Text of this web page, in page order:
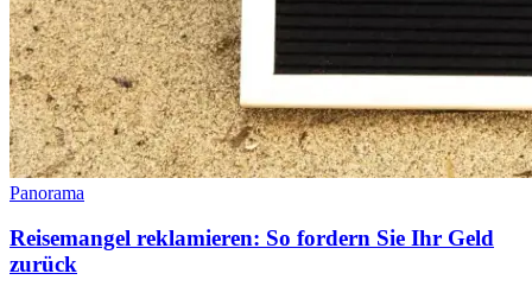
Panorama
Reisemangel reklamieren: So fordern Sie Ihr Geld
zurück